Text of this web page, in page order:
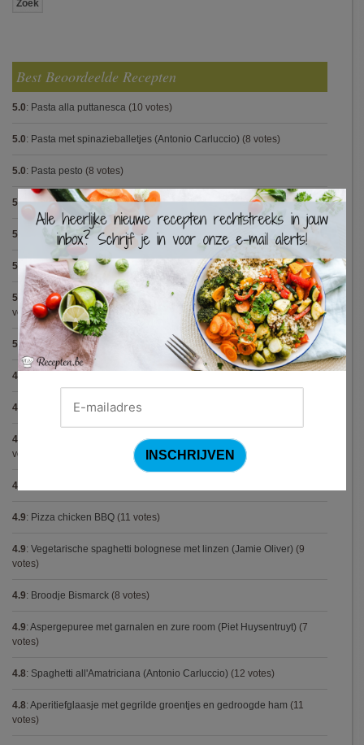
Best Beoordeelde Recepten
5.0: Pasta alla puttanesca (10 votes)
5.0: Pasta met spinazieballetjes (Antonio Carluccio) (8 votes)
5.0: Pasta pesto (8 votes)
5.0:Steak met Cajun patatjes en rodekoolsla(8 votes)
5.0 Spaghetti bolognese maison(7 votes)
5.0:Avocadosoep met grijze garnalen (7 votes)
5.0: Hertensteak met rodewijnsaus, vijgen en bospaddestoelen(5
votes)
5.0 :Capellini met scampi (Gordon Ramsay)(5 votes)
4.9
4.9 Gegrilde nougat met esdoornsiroop
4.9 Volkorenspaghetti in mosterdsaus met prei en spek (Colruyt)
votes)
4.9
4.9: Pizza chicken BBQ (11 votes)
4.9: Vegetarische spaghetti bolognese met linzen (Jamie Oliver) (9
votes)
4.9: Broodje Bismarck (8 votes)
4.9: Aspergepuree met garnalen en zure room (Piet Huysentruyt) (7
votes)
4.8: Spaghetti all'Amatriciana (Antonio Carluccio) (12 votes)
4.8: Aperitiefglaasje met gegrilde groentjes en gedroogde ham (11
votes)
×